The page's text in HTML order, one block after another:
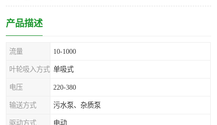
产品描述
流量 10-1000
叶轮吸入方式 单吸式
电压 220-380
输送方式 污水泵、杂质泵
驱动方式 电动